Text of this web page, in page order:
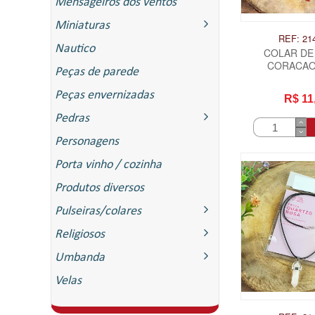
Mensageiros dos ventos
Miniaturas
Nautico
Peças de parede
Peças envernizadas
Pedras
Personagens
Porta vinho / cozinha
Produtos diversos
Pulseiras/colares
Religiosos
Umbanda
Velas
REF:
COLAR
R$